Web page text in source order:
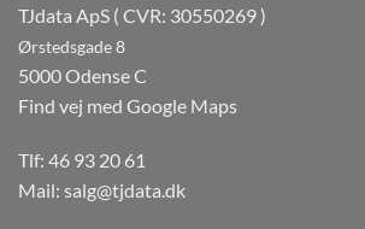
TJdata ApS ( CVR: 30550269 )
Ørstedsgade 8
5000 Odense C
Find vej med Google Maps
Tlf: 46 93 20 61
Mail: salg@tjdata.dk